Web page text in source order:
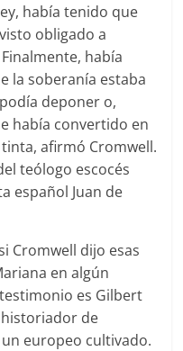
había tenido que
obligado a
había
la soberanía estaba
deponer o,
había convertido en
afirmó Cromwell.
teólogo escocés
español Juan de
Cromwell dijo esas
en algún
es Gilbert
de
un europeo cultivado.